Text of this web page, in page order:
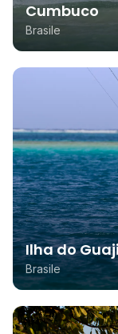
Cumbuco
Brasile
Ilha do
Brasile